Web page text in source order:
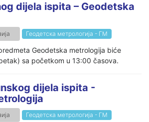
dijela ispita – Geodetska
Геодетска метрологија - ГМ
Geodetska metrologija biće
sa početkom u 13:00 časova.
dijela ispita -
Геодетска метрологија - ГМ